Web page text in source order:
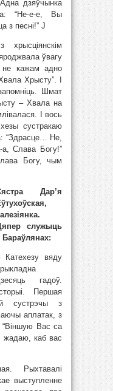
дзяўчынка
“Не-е-е, Вы
з песні!” J
ўвагу
кажам адно
Хрысту”. І
Шмат
– Хвала на
І вось
сустракаю
“Здрасце… Не,
а, Слава Богу!”
Богу, чым
Дар’я
служыць
Бараўлянах:
Катехезу вяду
гадоў.
Першая
сустрэчы з
аплатак, з
“Віншую Вас са
жадаю, каб вас
Рыхтавалі
выступленне